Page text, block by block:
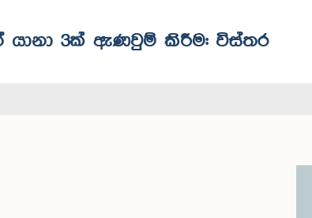
යානා 3ක් ඇණවුම් කිරීම: විස්තර